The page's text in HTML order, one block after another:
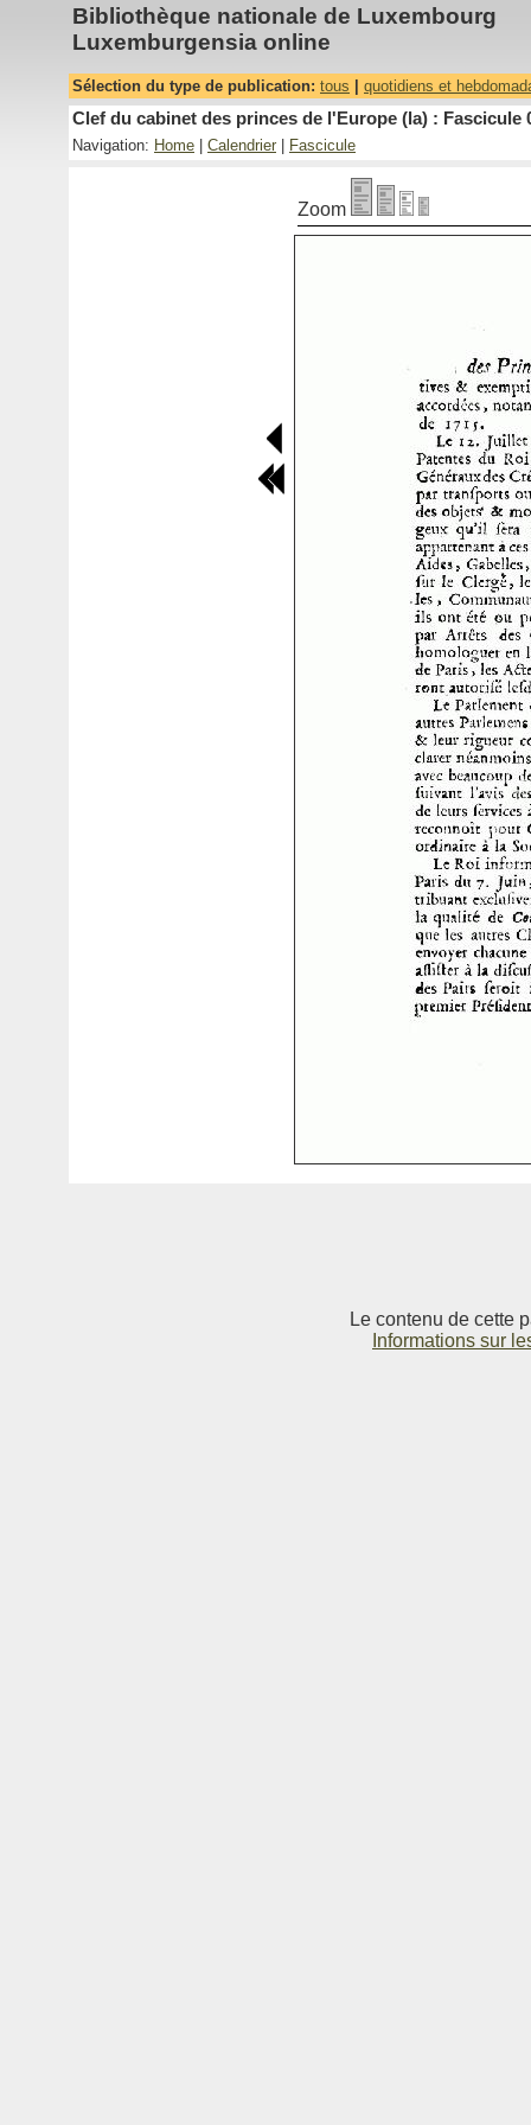
Bibliothèque nationale de Luxembourg
Luxemburgensia online
Sélection du type de publication: tous quotidiens et
Clef du cabinet des princes de l'Europe (la) : Fascicule
Navigation: Home Calendrier Fascicule
Zoom
Le contenu de cette
Informations sur